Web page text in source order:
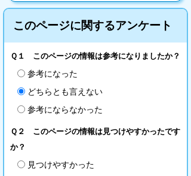
このページに関するアンケート
Ｑ１ このページの情報は参考になりましたか？
参考になった
どちらとも言えない
参考にならなかった
Ｑ２ このページの情報は見つけやすかったです
か？
見つけやすかった